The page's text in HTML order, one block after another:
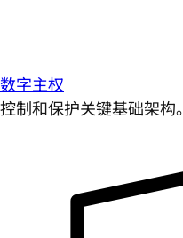
数字主权
控制和保护关键基础架构。